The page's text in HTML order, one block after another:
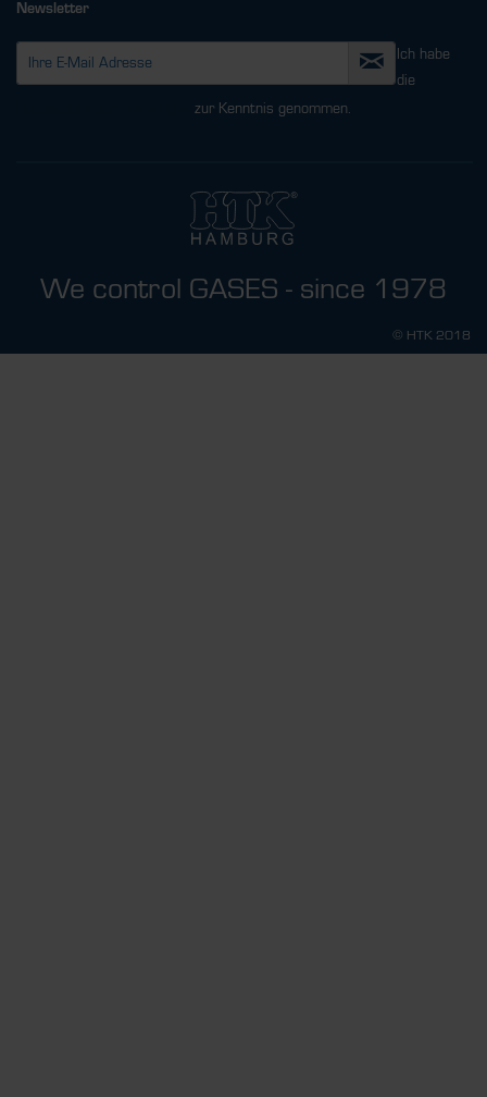
Newsletter
Ich habe
die
zur Kenntnis genommen.
We control GASES - since 1978
© HTK 2018